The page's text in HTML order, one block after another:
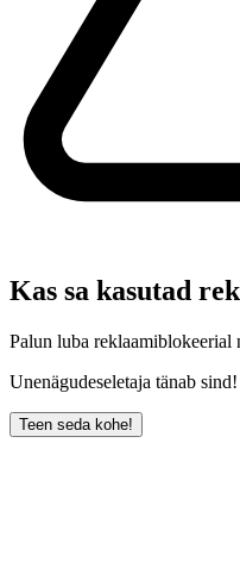
Kas sa kasutad
Palun luba reklaamiblokeerial
Unenägudeseletaja tänab sind!
Teen seda kohe!